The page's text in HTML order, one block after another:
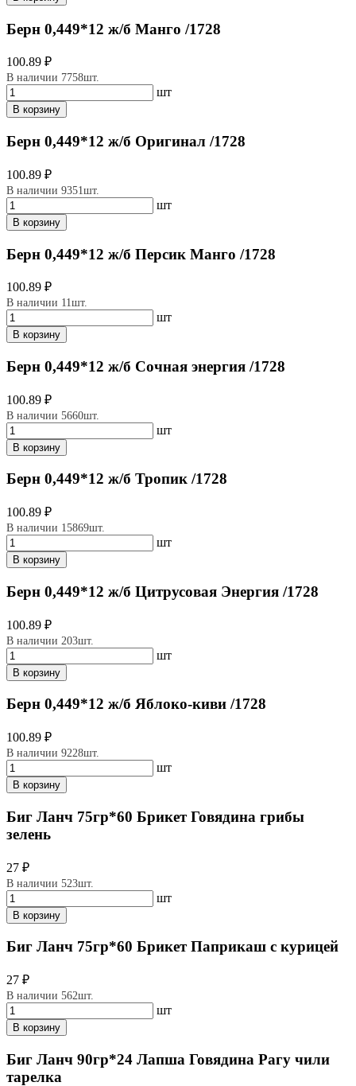
Берн 0,449*12 ж/б Манго /1728
100.89 ₽
В наличии 7758шт.
шт
В корзину
Берн 0,449*12 ж/б Оригинал /1728
100.89 ₽
В наличии 9351шт.
шт
В корзину
Берн 0,449*12 ж/б Персик Манго /1728
100.89 ₽
В наличии 11шт.
шт
В корзину
Берн 0,449*12 ж/б Сочная энергия /1728
100.89 ₽
В наличии 5660шт.
шт
В корзину
Берн 0,449*12 ж/б Тропик /1728
100.89 ₽
В наличии 15869шт.
шт
В корзину
Берн 0,449*12 ж/б Цитрусовая Энергия /1728
100.89 ₽
В наличии 203шт.
шт
В корзину
Берн 0,449*12 ж/б Яблоко-киви /1728
100.89 ₽
В наличии 9228шт.
шт
В корзину
Биг Ланч 75гр*60 Брикет Говядина грибы
зелень
27 ₽
В наличии 523шт.
шт
В корзину
Биг Ланч 75гр*60 Брикет Паприкаш с курицей
27 ₽
В наличии 562шт.
шт
В корзину
Биг Ланч 90гр*24 Лапша Говядина Рагу чили
тарелка